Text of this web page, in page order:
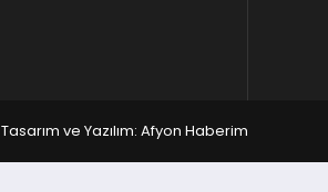
Tasarım ve Yazılım: Afyon Haberim